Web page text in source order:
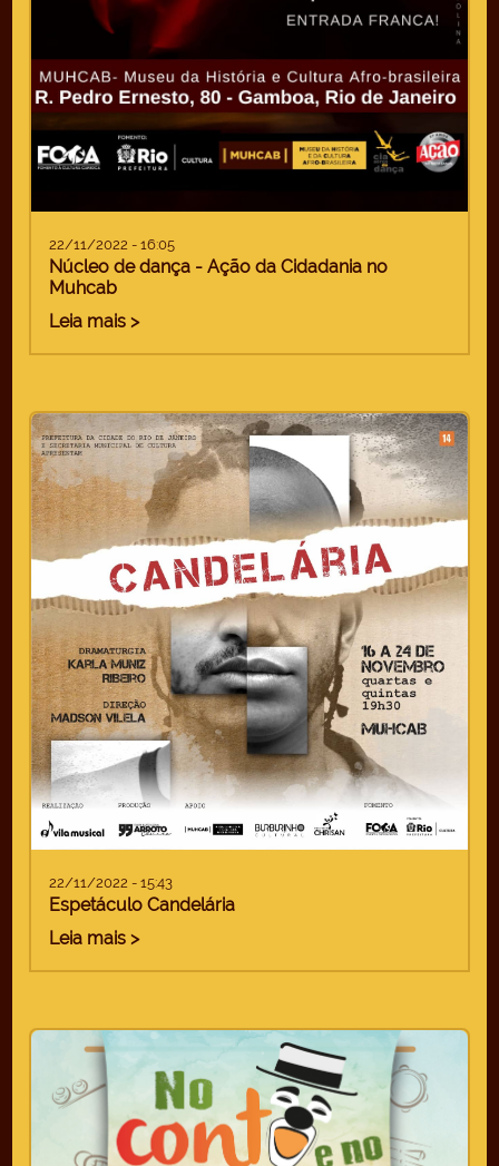
22/11/2022 - 16:05
Núcleo de dança - Ação da Cidadania no
Muhcab
Leia mais >
22/11/2022 - 15:43
Espetáculo Candelária
Leia mais >